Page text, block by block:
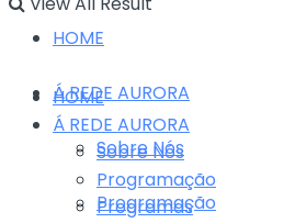
HOME
Á REDE AURORA
Sobre Nós
Programação
HOME
Á REDE AURORA
Sobre Nós
Programação
Programas